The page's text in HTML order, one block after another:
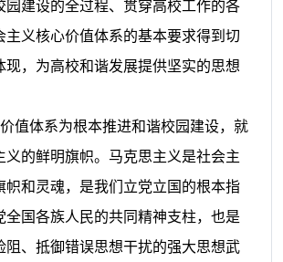
园建设的全过程、贯穿高校工作的各
主义核心价值体系的基本要求得到切
现，为高校和谐发展提供坚实的思想
值体系为根本推进和谐校园建设，就
义的鲜明旗帜。马克思主义是社会主
帜和灵魂，是我们立党立国的根本指
全国各族人民的共同精神支柱，也是
阻、抵御错误思想干扰的强大思想武